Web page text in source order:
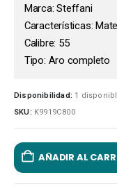
Marca: Steffani
Características:
Calibre: 55
Tipo: Aro completo
Disponibilidad: 1
SKU: K9919C800
AÑADIR AL